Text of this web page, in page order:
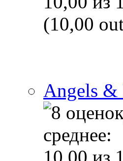
(10,00
Angels